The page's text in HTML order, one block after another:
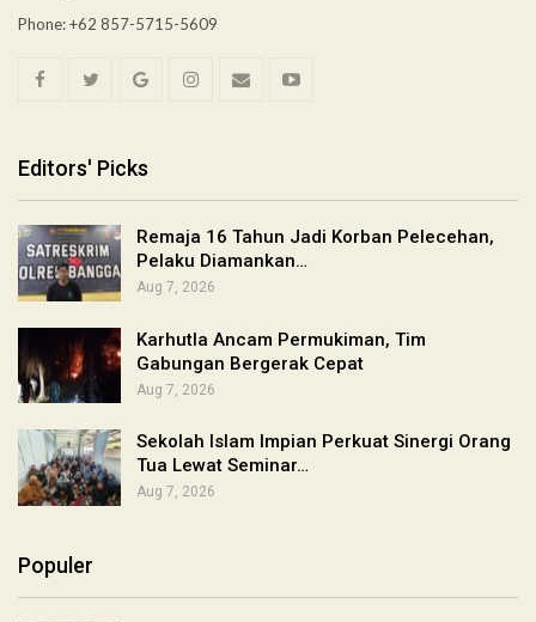
Phone: +62 857-5715-5609
Editors' Picks
Remaja 16 Tahun Jadi Korban Pelecehan,
Pelaku Diamankan…
Aug 7, 2026
Karhutla Ancam Permukiman, Tim
Gabungan Bergerak Cepat
Aug 7, 2026
Sekolah Islam Impian Perkuat Sinergi Orang
Tua Lewat Seminar…
Aug 7, 2026
Populer